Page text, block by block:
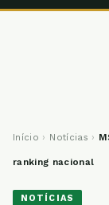
Início › Notícias ›
ranking nacional
NOTÍCIAS